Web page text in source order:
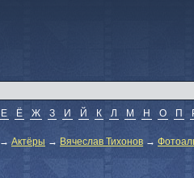
Е Ё Ж З И Й К Л М Н О П
→ Актёры → Вячеслав Тихонов →